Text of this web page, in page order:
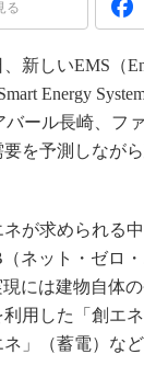
る
しいEMS（
Energy
ール長崎、フ
を予測しなが
が求められる
ネット・ゼロ
には建物自体
用した「創エ
」（蓄電）な